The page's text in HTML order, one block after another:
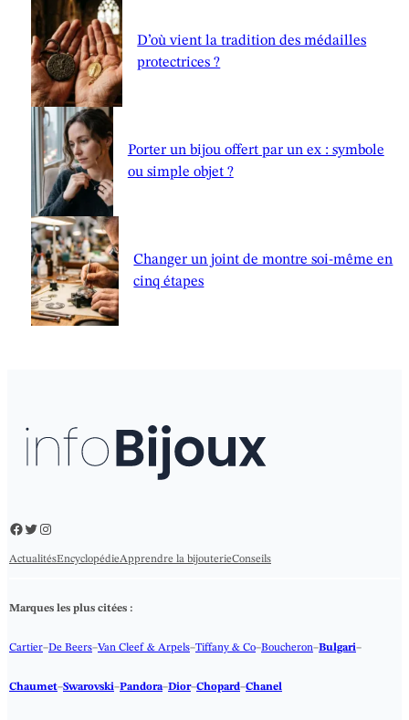
D’où vient la tradition des médailles
protectrices ?
Porter un bijou offert par un ex : symbole
ou simple objet ?
Changer un joint de montre soi-même en
cinq étapes
Facebook
Twitter
Instagram
ActualitésEncyclopédieApprendre la bijouterieConseils
Marques les plus citées :
Cartier–De Beers–Van Cleef & Arpels–Tiffany & Co–Boucheron–Bulgari–
Chaumet–Swarovski–Pandora–Dior–Chopard–Chanel